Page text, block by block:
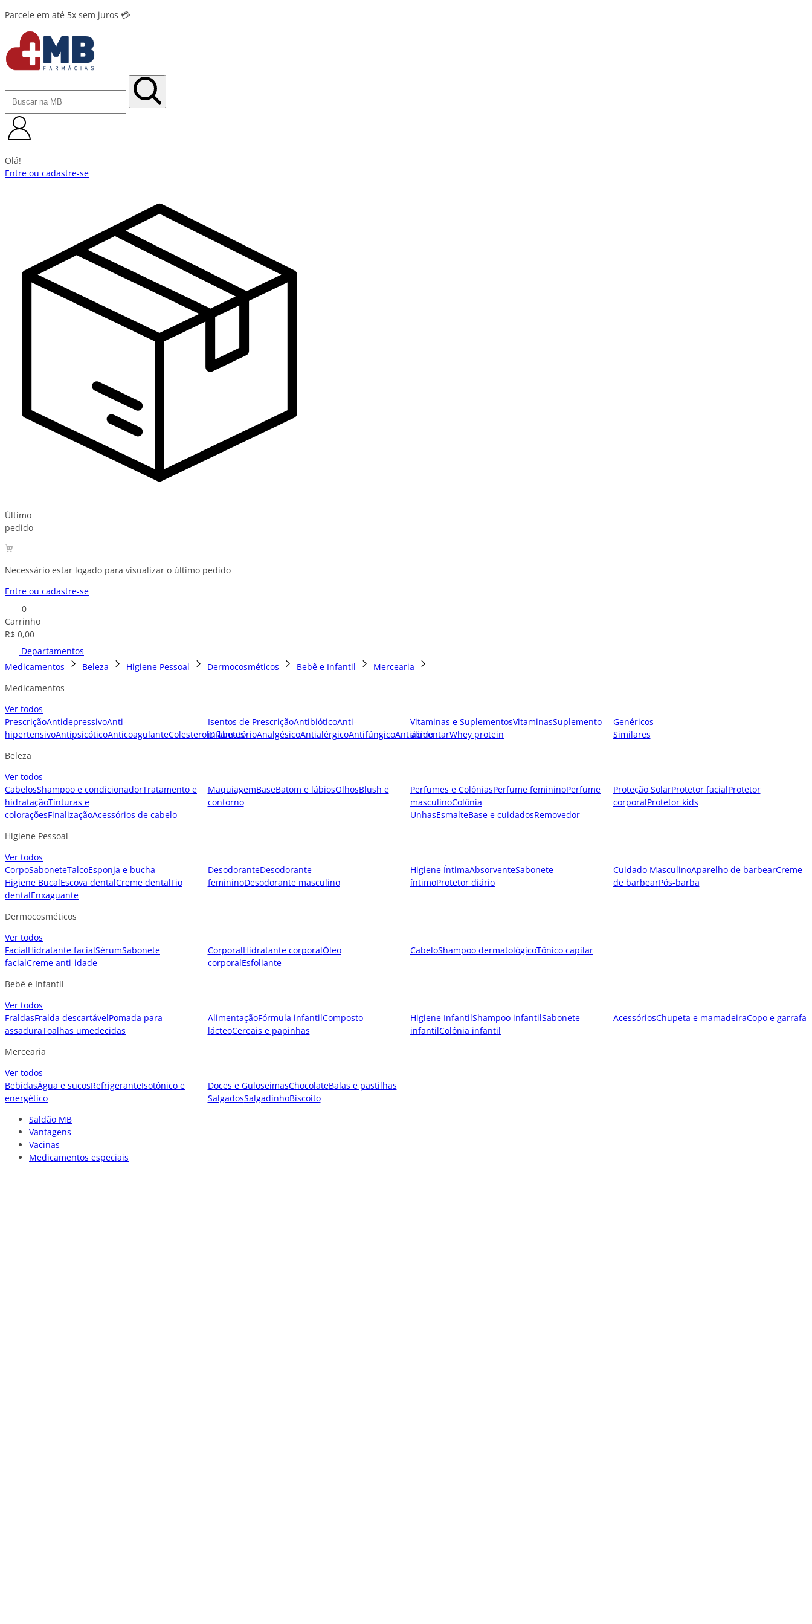
Parcele em até 5x sem juros 💳
Olá!
Entre ou cadastre-se
Último
pedido
Necessário estar logado para visualizar o último pedido
Entre ou cadastre-se
0
Carrinho
R$ 0,00
Departamentos
Medicamentos
Beleza Higiene Pessoal Dermocosméticos Bebê e Infantil
Mercearia
Medicamentos
Ver todos
PrescriçãoAntidepressivoAnti-
hipertensivoAntipsicóticoAnticoagulanteColesterolDiabetes
Isentos de PrescriçãoAntibióticoAnti-
inflamatórioAnalgésicoAntialérgicoAntifúngicoAntiácido
Vitaminas e SuplementosVitaminasSuplemento
alimentarWhey protein
Genéricos
Similares
Beleza
Ver todos
CabelosShampoo e condicionadorTratamento e
hidrataçãoTinturas e
coloraçõesFinalizaçãoAcessórios de cabelo
MaquiagemBaseBatom e lábiosOlhosBlush e
contorno
Perfumes e ColôniasPerfume femininoPerfume
masculinoColônia
UnhasEsmalteBase e cuidadosRemovedor
Proteção SolarProtetor facialProtetor
corporalProtetor kids
Higiene Pessoal
Ver todos
CorpoSaboneteTalcoEsponja e bucha
Higiene BucalEscova dentalCreme dentalFio
dentalEnxaguante
DesodoranteDesodorante
femininoDesodorante masculino
Higiene ÍntimaAbsorventeSabonete
íntimoProtetor diário
Cuidado MasculinoAparelho de barbearCreme
de barbearPós-barba
Dermocosméticos
Ver todos
FacialHidratante facialSérumSabonete
facialCreme anti-idade
CorporalHidratante corporalÓleo
corporalEsfoliante
CabeloShampoo dermatológicoTônico capilar
Bebê e Infantil
Ver todos
FraldasFralda descartávelPomada para
assaduraToalhas umedecidas
AlimentaçãoFórmula infantilComposto
lácteoCereais e papinhas
Higiene InfantilShampoo infantilSabonete
infantilColônia infantil
AcessóriosChupeta e mamadeiraCopo e garrafa
Mercearia
Ver todos
BebidasÁgua e sucosRefrigeranteIsotônico e
energético
Doces e GuloseimasChocolateBalas e pastilhas
SalgadosSalgadinhoBiscoito
Saldão MB
Vantagens
Vacinas
Medicamentos especiais